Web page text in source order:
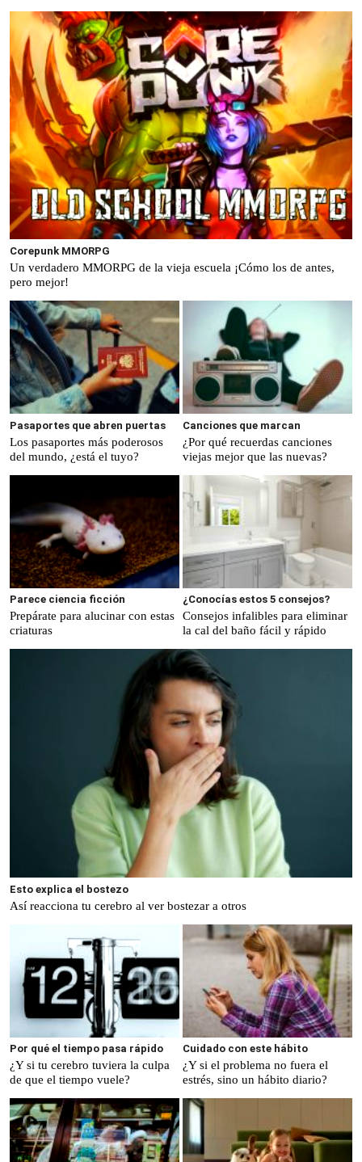
Corepunk MMORPG
Un verdadero MMORPG de la vieja escuela ¡Cómo los de antes,
pero mejor!
Pasaportes que abren puertas
Los pasaportes más poderosos
del mundo, ¿está el tuyo?
Canciones que marcan
¿Por qué recuerdas canciones
viejas mejor que las nuevas?
Parece ciencia ficción
Prepárate para alucinar con estas
criaturas
¿Conocías estos 5 consejos?
Consejos infalibles para eliminar
la cal del baño fácil y rápido
Esto explica el bostezo
Así reacciona tu cerebro al ver bostezar a otros
Por qué el tiempo pasa rápido
¿Y si tu cerebro tuviera la culpa
de que el tiempo vuele?
Cuidado con este hábito
¿Y si el problema no fuera el
estrés, sino un hábito diario?